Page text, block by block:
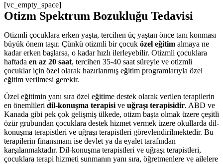
[vc_empty_space]
Otizm Spektrum Bozukluğu Tedavisi
Otizmli çocuklara erken yaşta, tercihen üç yaştan önce tanı konması
büyük önem taşır. Çünkü otizmli bir çocuk özel eğitim almaya ne
kadar erken başlarsa, o kadar hızlı ilerleyebilir. Otizmli çocuklara
haftada en az 20 saat, tercihen 35-40 saat süreyle ve otizmli
çocuklar için özel olarak hazırlanmış eğitim programlarıyla özel
eğitim verilmesi gerekir.
Özel eğitimin yanı sıra özel eğitime destek olarak verilen terapilerin
en önemlileri dil-konuşma terapisi ve uğraşı terapisidir. ABD ve
Kanada gibi pek çok gelişmiş ülkede, otizm başta olmak üzere çeşitli
özür grubundan çocuklara destek hizmet vermek üzere okullarda dil-
konuşma terapistleri ve uğraşı terapistleri görevlendirilmektedir. Bu
terapilerin finansmanı ise devlet ya da eyalet tarafından
karşılanmaktadır. Dil-konuşma terapistleri ve uğraşı terapistleri,
çocuklara terapi hizmeti sunmanın yanı sıra, öğretmenlere ve ailelere